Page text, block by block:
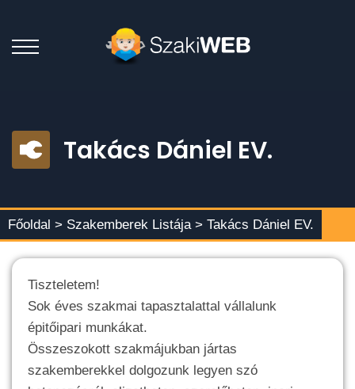
Takács Dániel EV.
Főoldal > Szakemberek Listája > Takács Dániel EV.
Tiszteletem!
Sok éves szakmai tapasztalattal vállalunk
épitőipari munkákat.
Összeszokott szakmájukban jártas
szakemberekkel dolgozunk legyen szó